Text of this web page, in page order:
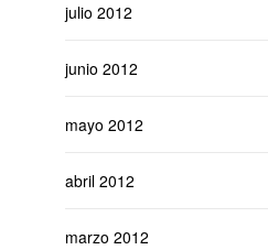
julio 2012
junio 2012
mayo 2012
abril 2012
marzo 2012